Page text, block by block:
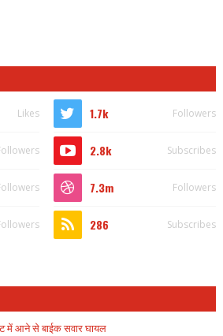
Likes 1.7k Followers
2.8k Subscribes
7.3m Followers
286 Subscribes
में आने से बाईक सवार घायल